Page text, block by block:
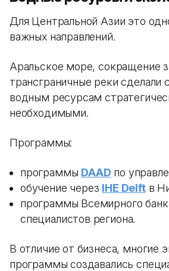
Для Центральной Азии это
важных направлений.
Аральское море, сокращение
трансграничные реки сделали
водным ресурсам
необходимыми.
Программы:
программы DAAD по
обучение через IHE Delftв
программы Всемирного
специалистов региона.
В отличие от бизнеса, многие
программы создавались